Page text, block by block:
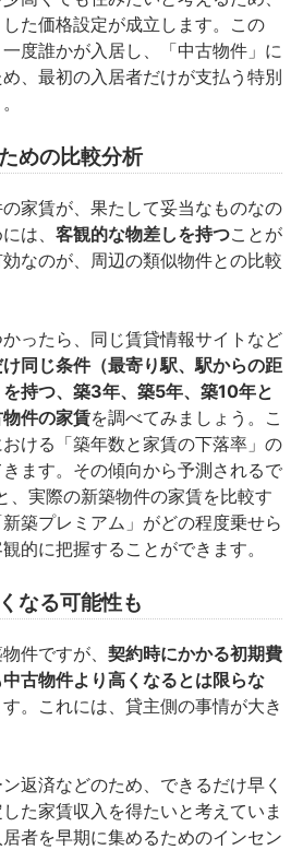
た価格設定が成立します。この
一度誰かが入居し、「中古物件」に
、最初の入居者だけが支払う特別
めの比較分析
家賃が、果たして妥当なものなの
は、 客観的な物差しを持つことが
なのが、周辺の類似物件との比較
ったら、同じ賃貸情報サイトなど
同じ条件（最寄り駅、駅からの距
持つ、築3年、築5年、築10年と
件の家賃を調べてみましょう。こ
ける「築年数と家賃の下落率」の
ます。その傾向から予測されるで
、実際の新築物件の家賃を比較す
築プレミアム」がどの程度乗せら
的に把握することができます。
なる可能性も
件ですが、 契約時にかかる初期費
古物件より高くなるとは限らな
す。これには、貸主側の事情が大き
返済などのため、できるだけ早く
た家賃収入を得たいと考えていま
者を早期に集めるためのインセン